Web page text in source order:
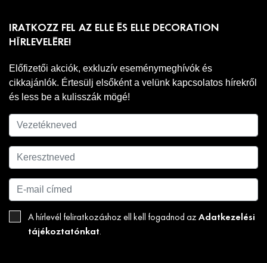
IRATKOZZ FEL AZ ELLE ÉS ELLE DECORATION
HÍRLEVELÉRE!
Előfizetői akciók, exkluzív eseménymeghívók és
cikkajánlók. Értesülj elsőként a velünk kapcsolatos hírekről
és less be a kulisszák mögé!
A hírlevél feliratkozáshoz ell kell fogadnod az Adatkezelési
tájékoztatónkat.